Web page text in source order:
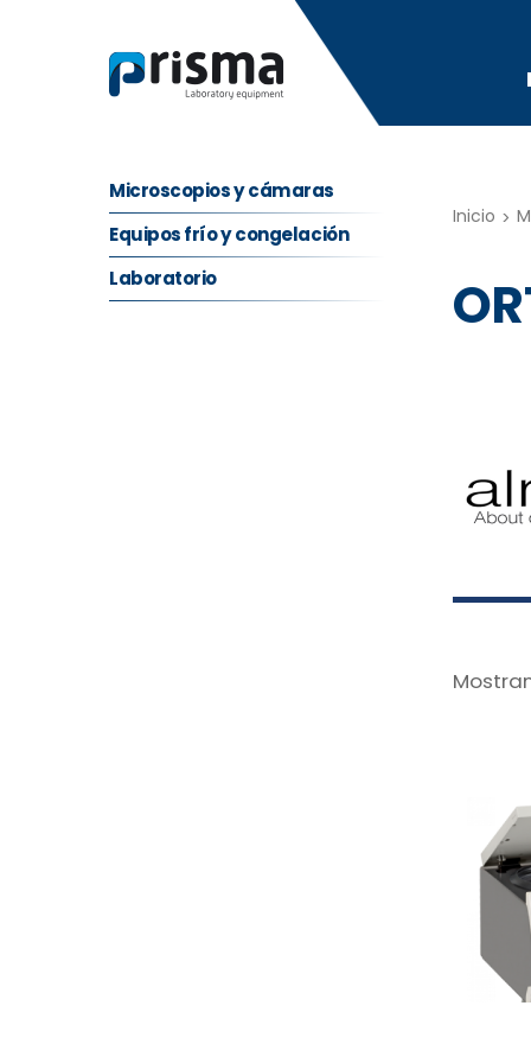
Inicio
Microscopios y cámaras
Equipos frío y congelación
Laboratorio